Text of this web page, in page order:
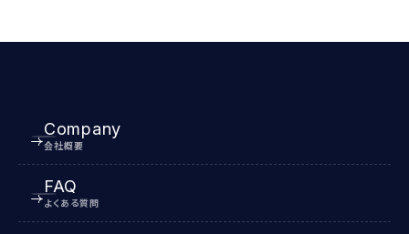
Company
会社概要
FAQ
よくある質問